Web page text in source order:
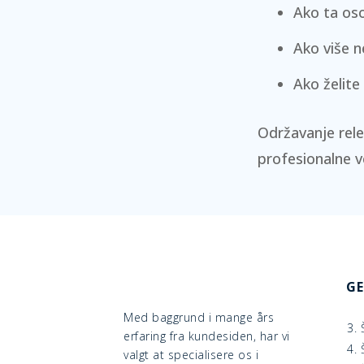
Ako ta
Ako više
Ako
Održavanje
profesionalne
Med baggrund i mange års
erfaring fra kundesiden, har vi
valgt at specialisere os i
3.
4.